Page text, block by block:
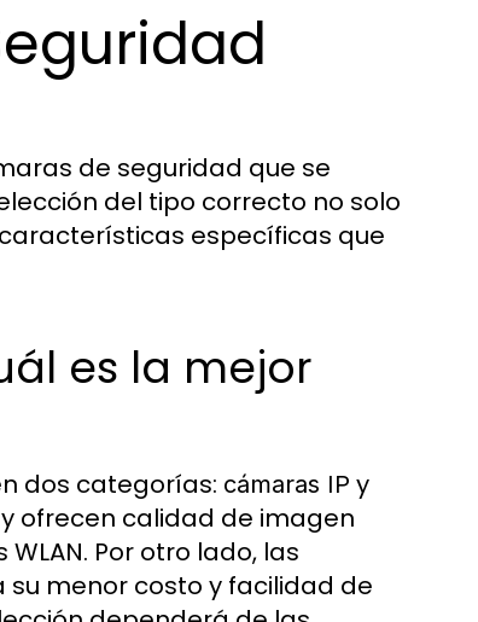
de seguridad que se
del tipo correcto no solo
específicas que
es la mejor
dos categorías: cámaras IP y
ofrecen calidad de imagen
Por otro lado, las
menor costo y facilidad de